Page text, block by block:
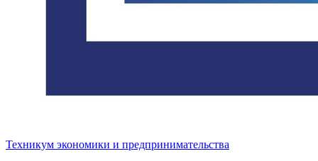
Техникум экономики и предпринимательства